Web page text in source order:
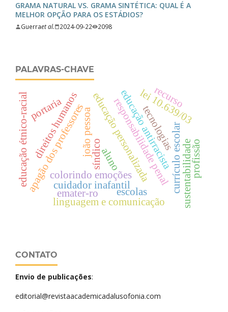
GRAMA NATURAL VS. GRAMA SINTÉTICA: QUAL É A
MELHOR OPÇÃO PARA OS ESTÁDIOS?
Guerraet al. 2024-09-22 2098
PALAVRAS-CHAVE
colorindo emoções
educação antirracista
educação personalizadatecnologias
aluno
síndico responsabilidade penal
apagão dos professores
educação étnico-racial lei 10.639/03
currículo escolar
direitos humanos
cuidador inafantil
joão pessoa
escolas
linguagem e comunicação
emater-ro sustentabilidade
portaria
profissão
recurso
CONTATO
Envio de publicações:
editorial@revistaacademicadalusofonia.com